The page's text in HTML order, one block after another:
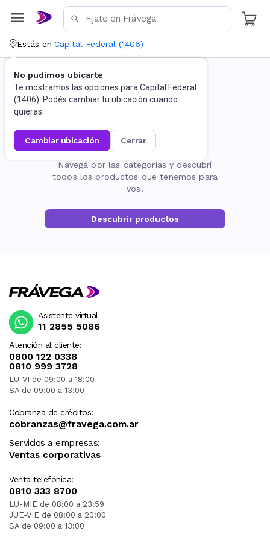
Estás en Capital Federal (1406)
No pudimos ubicarte
Te mostramos las opciones para Capital Federal
(1406). Podés cambiar tu ubicación cuando
quieras.
cambiar ubicación cerrar
La página no existe
Navegá por las categorías y descubrí
todos los productos que tenemos para
vos.
Descubrir productos
Atención al cliente:
0800 122 0338
0810 999 3728
LU-VI de 09:00 a 18:00
SA de 09:00 a 13:00
Cobranza de créditos:
cobranzas@fravega.com.ar
Servicios a empresas:
Ventas corporativas
Venta telefónica:
0810 333 8700
LU-MIE de 08:00 a 23:59
JUE-VIE de 08:00 a 20:00
SA de 09:00 a 13:00
Asistente virtual
11 2855 5086